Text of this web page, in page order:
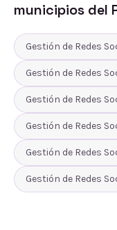
municipios del
Gestión de Redes
Gestión de Redes
Gestión de Redes
Gestión de Redes
Gestión de Redes
Gestión de Redes